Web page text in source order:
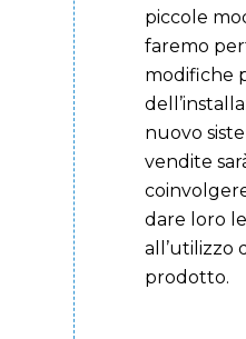
piccole
faremo
modifiche
nuovo
vendite
dare loro
all’utilizzo
prodotto.